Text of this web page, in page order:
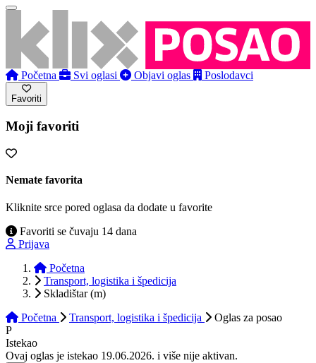
Početna Svi oglasi Objavi oglas Poslodavci
Favoriti
Moji favoriti
Nemate favorita
Kliknite srce pored oglasa da dodate u favorite
Favoriti se čuvaju 14 dana
Prijava
Početna
Transport, logistika i špedicija
Skladištar (m)
Početna
Transport, logistika i špedicija Oglas za posao
P
Istekao
Ovaj oglas je istekao 19.06.2026. i više nije aktivan.